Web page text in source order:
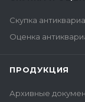
Скупка
Оценка
ПРОДУКЦИЯ
Архивные